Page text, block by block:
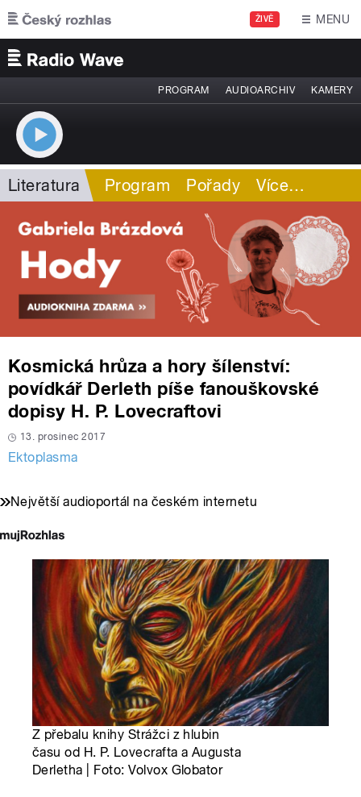
Přejít k hlavnímu obsahu
ŽIVĚ MENU
PROGRAM AUDIOARCHIV KAMERY
Literatura Program Pořady Více…
Kosmická hrůza a hory šílenství:
povídkář Derleth píše fanouškovské
dopisy H. P. Lovecraftovi
13. prosinec 2017
Ektoplasma
Největší audioportál na českém internetu
Z přebalu knihy Strážci z hlubin
času od H. P. Lovecrafta a Augusta
Derletha | Foto: Volvox Globator